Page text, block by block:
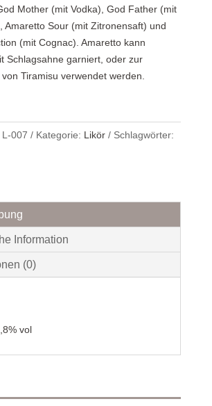
Mother (mit Vodka), God Father (mit
Amaretto Sour (mit Zitronensaft) und
(mit Cognac). Amaretto kann
Schlagsahne garniert, oder zur
Tiramisu verwendet werden.
L-007 Kategorie: Likör
Schlagwörter:
Information
(0)
vol